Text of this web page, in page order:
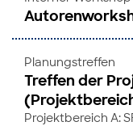
Planungstreffen
Treffen der
Projektbereich A: